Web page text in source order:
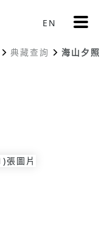
EN 更
多
單
典藏查詢 海山夕照